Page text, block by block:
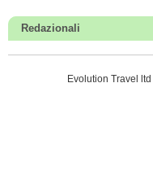
Redazionali
Evolution Travel ltd